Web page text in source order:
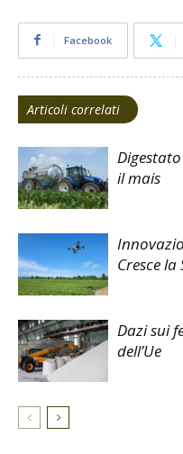
Facebook
Articoli correlati
il mais
Cresce la
Dazi sui
dell’Ue